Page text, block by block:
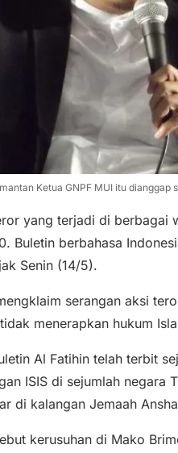
Ketua GNPF MUI itu dianggap
yang terjadi di berbagai
Buletin berbahasa
Senin (14/5).
serangan aksi
menerapkan hukum
Al Fatihin telah terbit
ISIS di sejumlah negara
di kalangan Jemaah
kerusuhan di Mako